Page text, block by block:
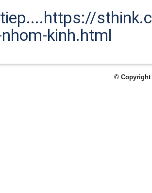
kinh.html
© Copyright